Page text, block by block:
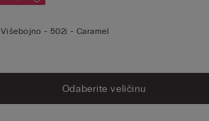
Višebojno - 502i - Caramel
Odaberite veličinu